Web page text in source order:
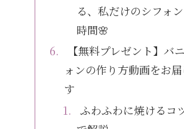
る、私だけのシフォ
時間🌸
【無料プレゼント】バ
ォンの作り方動画をお
す
ふわふわに焼けるコ